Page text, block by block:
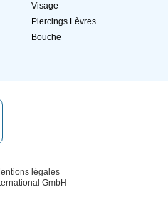
Visage
Piercings Lèvres
Bouche
légales
GmbH